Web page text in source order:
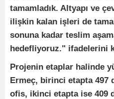
tamamladık. Altyapı ve
ilişkin kalan işleri de
sonuna kadar teslim
hedefliyoruz." ifadelerini
Projenin etaplar halinde
Ermeç, birinci etapta 497
ofis, ikinci etapta ise 409